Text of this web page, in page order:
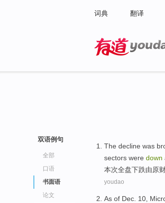
词典 翻译
双语例句
全部
口语
书面语
论文
The decline was
sectors were down
本次全盘下跌由原
youdao
As of Dec. 10